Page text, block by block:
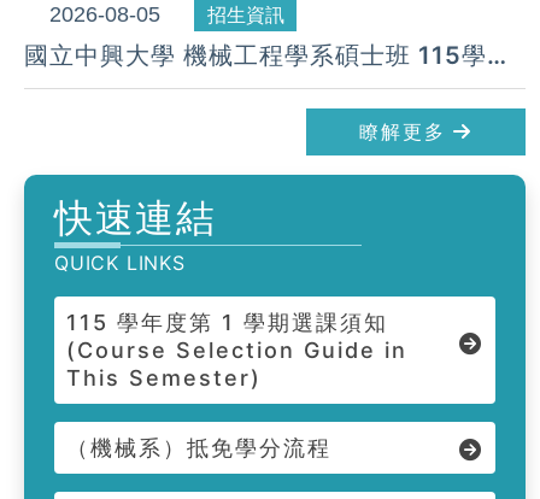
2026-08-05 招生資訊
國立中興大學 機械工程學系碩士班 115學年
度 第23梯次遞補公告( 08月 05日)
瞭解更多
快速連結
QUICK LINKS
115 學年度第 1 學期選課須知
(Course Selection Guide in
This Semester)
（機械系）抵免學分流程